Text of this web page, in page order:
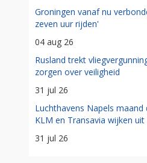
Groningen vanaf nu
zeven uur rijden'
04 aug 26
Rusland trekt
zorgen over veiligheid
31 jul 26
Luchthavens Napels
KLM en Transavia wijken uit
31 jul 26